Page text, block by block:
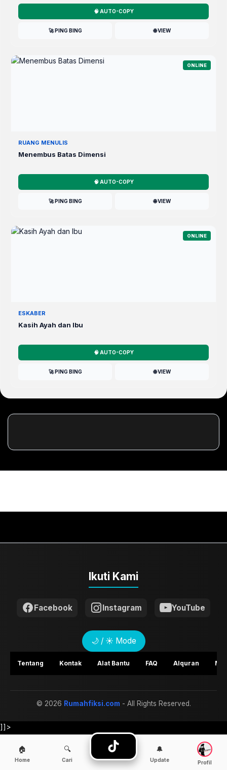
🧠 AUTO-COPY
🚀 PING BING 🌐 VIEW
ONLINE
RUANG MENULIS
Menembus Batas Dimensi
🧠 AUTO-COPY
🚀 PING BING 🌐 VIEW
ONLINE
ESKABER
Kasih Ayah dan Ibu
🧠 AUTO-COPY
🚀 PING BING 🌐 VIEW
🏠
Home
🔍
Cari
🔔
Update Profil
Ikuti Kami
Facebook Instagram YouTube
🌙 / ☀️ Mode
Tentang Kontak Alat Bantu FAQ Alquran
© 2026 Rumahfiksi.com - All Rights Reserved.
]]>